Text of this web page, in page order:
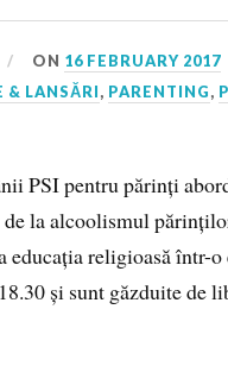
ON 16 FEBRUARY 2017
& LANSĂRI, PARENTING,
PSI pentru părinți
la alcoolismul
educația religioasă într-
și sunt găzduite de